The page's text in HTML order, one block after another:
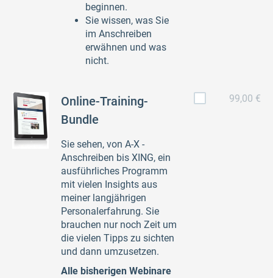
beginnen.
Sie wissen, was Sie
im Anschreiben
erwähnen und was
nicht.
Online-Training-
Bundle
Sie sehen, von A-X -
Anschreiben bis XING, ein
ausführliches Programm
mit vielen Insights aus
meiner langjährigen
Personalerfahrung. Sie
brauchen nur noch Zeit um
die vielen Tipps zu sichten
und dann umzusetzen.
Alle bisherigen Webinare
99,00 €